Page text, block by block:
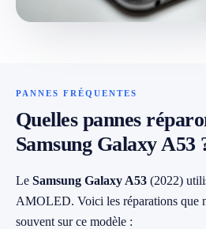
PANNES FRÉQUENTES
Quelles pannes
Samsung Galaxy A53
Le Samsung Galaxy A53 (2022)
AMOLED. Voici les réparations que
souvent sur ce modèle :